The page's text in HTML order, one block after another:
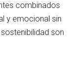
combinados
y emocional sin
son